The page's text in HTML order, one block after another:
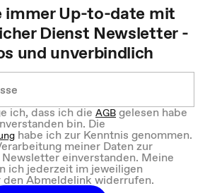
immer Up-to-date mit
Dienst Newsletter -
und unverbindlich
ich, dass ich dieAGBgelesen habe
bin. Die
habe ich zur Kenntnis genommen.
meiner Daten zur
einverstanden. Meine
ich jederzeit im jeweiligen
Abmeldelink widerrufen.